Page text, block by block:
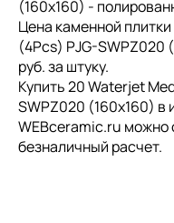
(160x160) -
Цена каменной
(4Pcs) PJG-SWPZ020
руб. за штуку.
Купить 20 Waterjet
SWPZ020 (160x160) в
WEBceramic.ru можно
безналичный расчет.